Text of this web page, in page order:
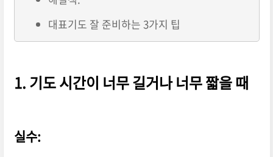
대표기도 잘 준비하는 3가지 팁
1.기도 시간이 너무 길거나 너무 짧을 때
실수: